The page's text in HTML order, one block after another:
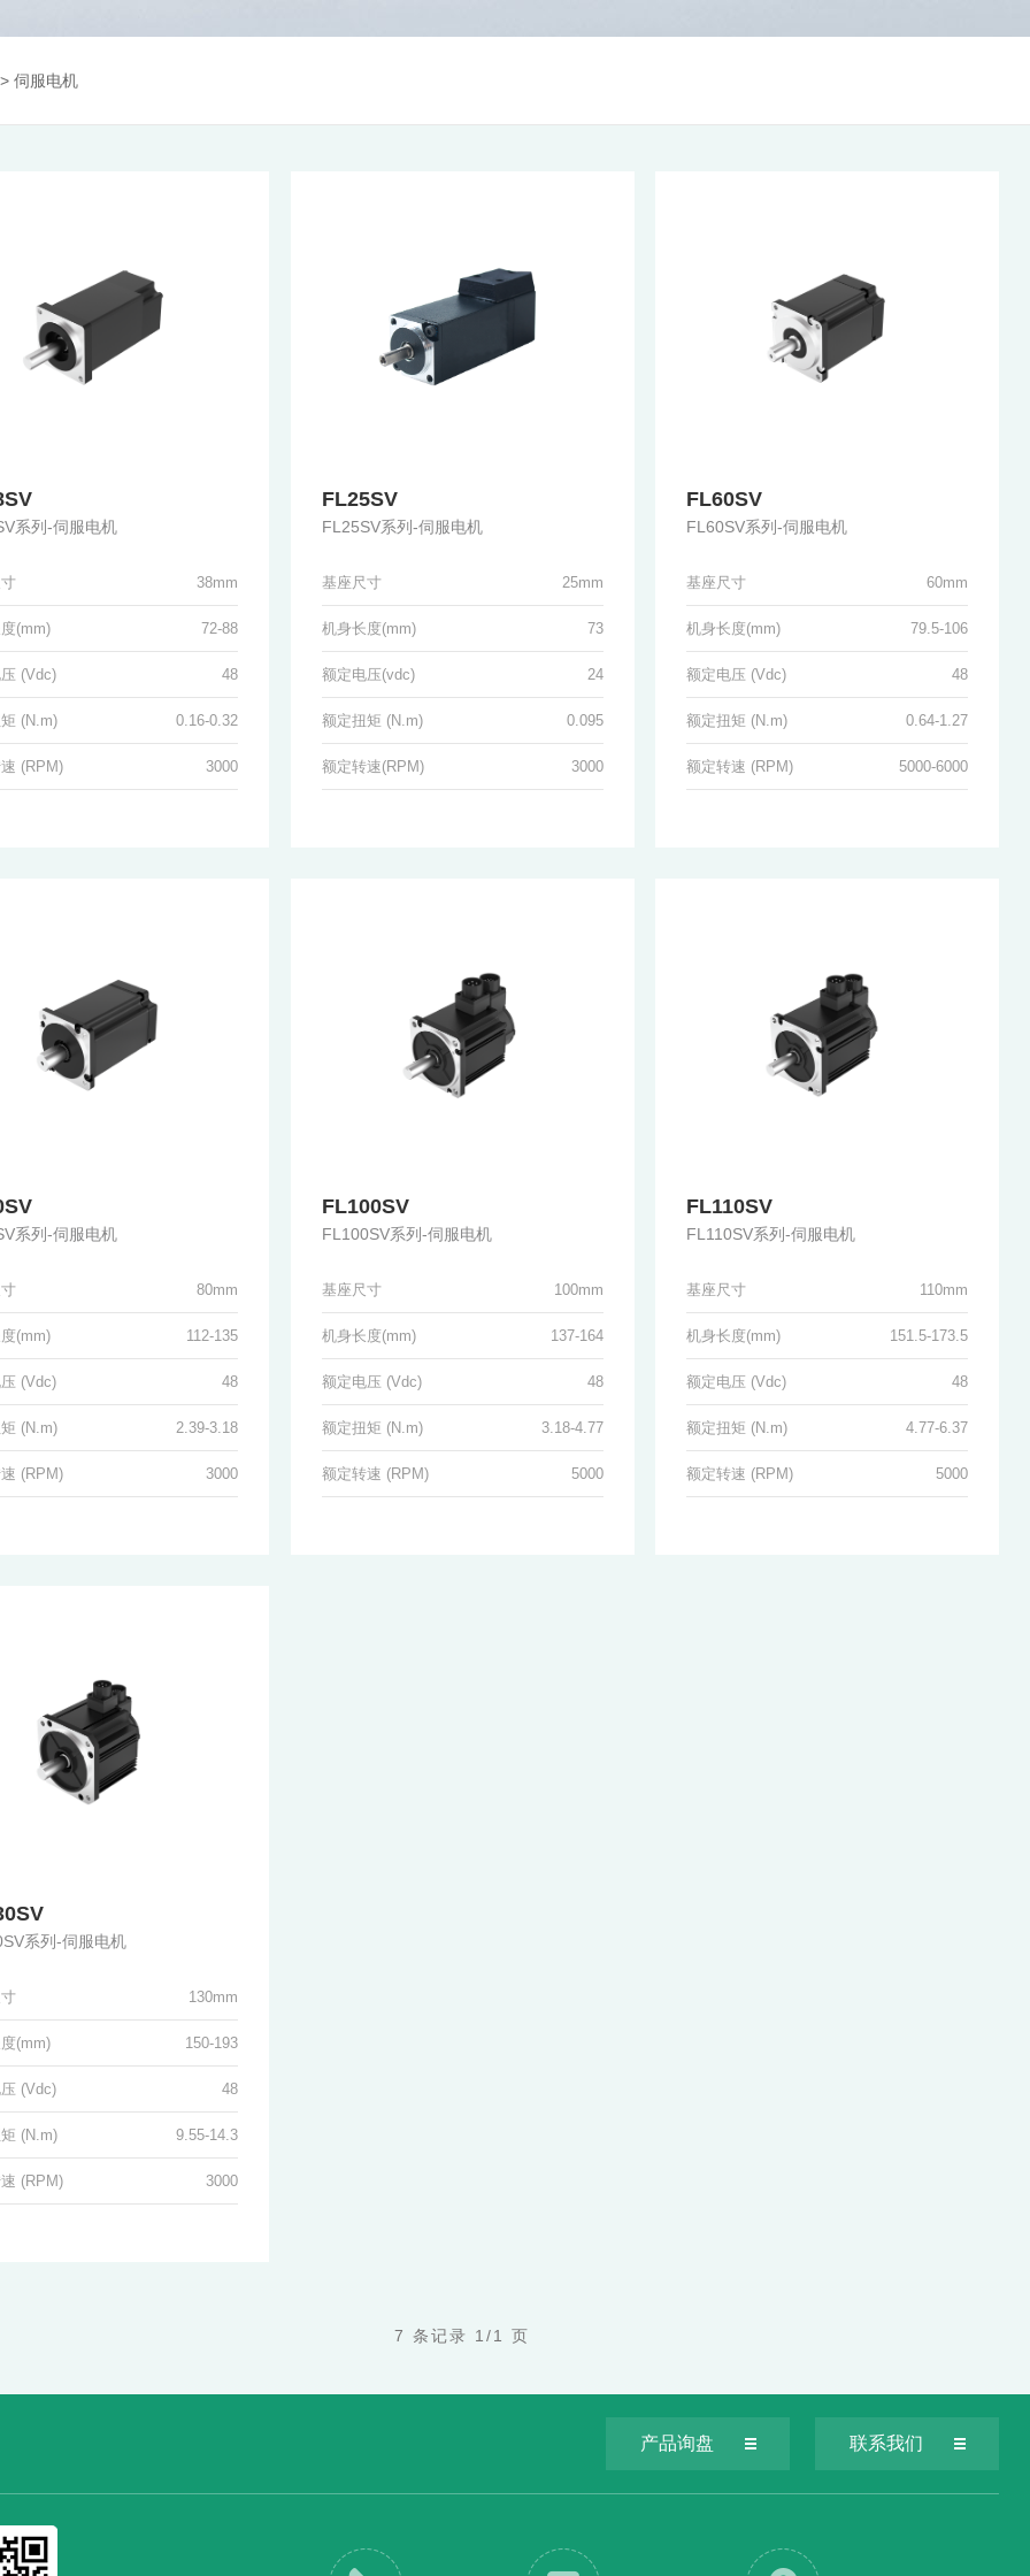
伺服电机
系列-伺服电机
38mm
(mm) 72-88
(Vdc) 48
(N.m) 0.16-0.32
(RPM) 3000
FL25SV
FL25SV系列-伺服电机
基座尺寸 25mm
机身长度(mm) 73
额定电压(vdc) 24
额定扭矩 (N.m) 0.095
额定转速(RPM) 3000
FL60SV
FL60SV系列-伺服电机
基座尺寸 60mm
机身长度(mm) 79.5-106
额定电压 (Vdc) 48
额定扭矩 (N.m) 0.64-1.27
额定转速 (RPM) 5000-6000
系列-伺服电机
80mm
(mm) 112-135
(Vdc) 48
(N.m) 2.39-3.18
(RPM) 3000
FL100SV
FL100SV系列-伺服电机
基座尺寸 100mm
机身长度(mm) 137-164
额定电压 (Vdc) 48
额定扭矩 (N.m) 3.18-4.77
额定转速 (RPM) 5000
FL110SV
FL110SV系列-伺服电机
基座尺寸 110mm
机身长度(mm) 151.5-173.5
额定电压 (Vdc) 48
额定扭矩 (N.m) 4.77-6.37
额定转速 (RPM) 5000
系列-伺服电机
130mm
(mm) 150-193
(Vdc) 48
(N.m) 9.55-14.3
(RPM) 3000
7 条记录 1/1 页
产品询盘 联系我们